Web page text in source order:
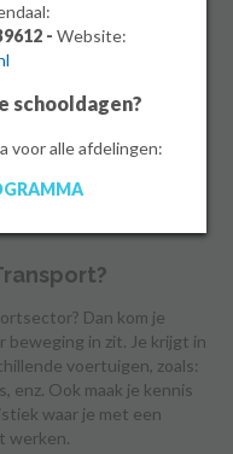
- Website:
schooldagen?
voor alle afdelingen:
&
voor mobiliteit en
moderne auto’s
Dan kom je
beweging in zit. Je krijgt in
voertuigen, zoals:
enz. Ook maak je kennis
waar je met een
werken.